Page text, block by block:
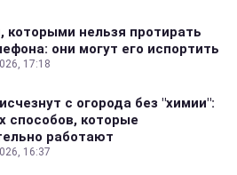
которыми нельзя протирать
они могут его испортить
17:18
с огорода без "химии":
способов, которые
работают
16:37